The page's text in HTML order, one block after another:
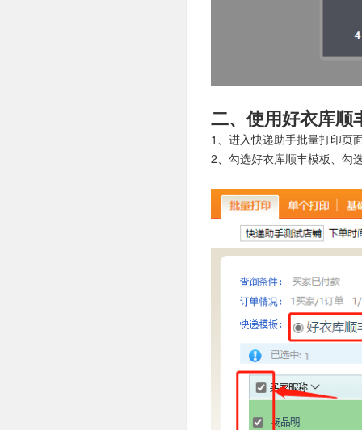
二、使用好衣库顺
1、进入快递助手批量打印页
2、勾选好衣库顺丰模板、勾